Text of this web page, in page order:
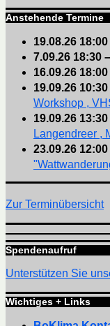
Anstehende Termine
19.08.26 18:00
7.09.26 18:30 –
16.09.26 18:00
19.09.26 10:30
Workshop ,
19.09.26 13:30
Langendreer ,
23.09.26 12:00
Zur Terminübersicht
Spendenaufruf
Unterstützen Sie
Wichtiges + Links